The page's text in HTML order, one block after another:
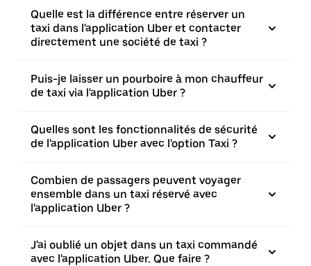
Quelle est la différence entre réserver un
taxi dans l'application Uber et contacter
directement une société de taxi ?
Puis-je laisser un pourboire à mon chauffeur
de taxi via l'application Uber ?
Quelles sont les fonctionnalités de sécurité
de l'application Uber avec l'option Taxi ?
Combien de passagers peuvent voyager
ensemble dans un taxi réservé avec
l'application Uber ?
J'ai oublié un objet dans un taxi commandé
avec l'application Uber. Que faire ?